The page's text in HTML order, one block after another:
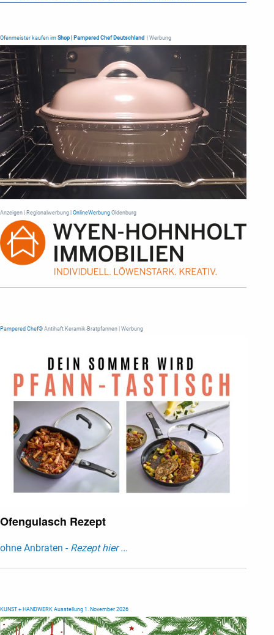
Ofenmeister kaufen im Shop | Pampered Chef Deutschland | Werbung
Anzeigen | Regionalwerbung | OnlineWerbung Oldenburg
Pampered Chef® Antihaft Keramik-Bratpfannen | Werbung
Ofengulasch Rezept
ohne Anbraten - Rezept hier ...
KUNST + HANDWERK Ausstellung 1. November 2026